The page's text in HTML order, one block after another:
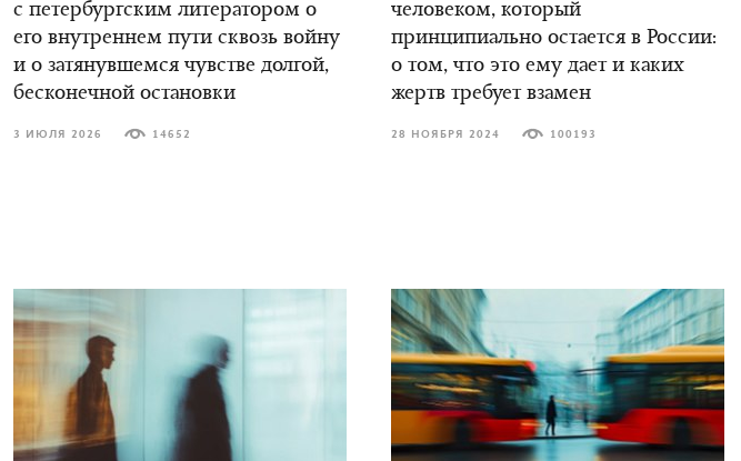
с петербургским литератором о
его внутреннем пути сквозь войну
и о затянувшемся чувстве долгой,
бесконечной остановки
3 ИЮЛЯ 2026 14652
человеком, который
принципиально остается в России:
о том, что это ему дает и каких
жертв требует взамен
28 НОЯБРЯ 2024 100193